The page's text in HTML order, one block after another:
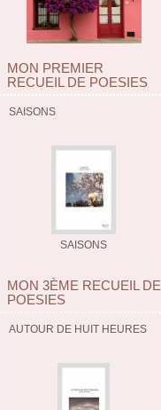
MON PREMIER
RECUEIL DE POESIES
SAISONS
SAISONS
MON 3ÈME RECUEIL DE
POESIES
AUTOUR DE HUIT HEURES